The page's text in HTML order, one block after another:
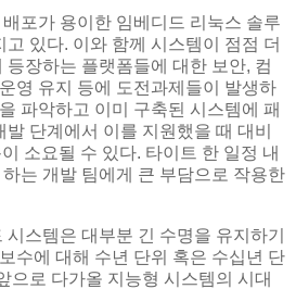
포가 용이한 임베디드 리눅스 솔루
있다. 이와 함께 시스템이 점점 더
장하는 플랫폼들에 대한 보안, 컴
영 유지 등에 도전과제들이 발생하
파악하고 이미 구축된 시스템에 패
단계에서 이를 지원했을 때 대비
소요될 수 있다. 타이트 한 일정 내
는 개발 팀에게 큰 부담으로 작용한
스템은 대부분 긴 수명을 유지하기
수에 대해 수년 단위 혹은 수십년 단
으로 다가올 지능형 시스템의 시대